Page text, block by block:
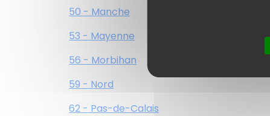
50 - Manche
53 - Mayenne
56 - Morbihan
59 - Nord
62 - Pas-de-Calais